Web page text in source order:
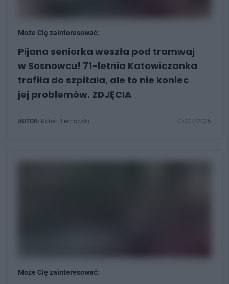
Może Cię zainteresować:
Pijana seniorka weszła pod tramwaj
w Sosnowcu! 71-letnia Katowiczanka
trafiła do szpitala, ale to nie koniec
jej problemów. ZDJĘCIA
AUTOR: Robert Lechowski 07/07/2025
Może Cię zainteresować: